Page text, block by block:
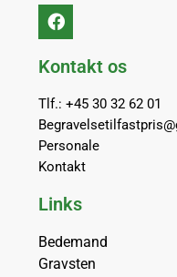
Kontakt os
Tlf.: +45 30 32 62 01
Personale
Kontakt
Links
Bedemand
Gravsten